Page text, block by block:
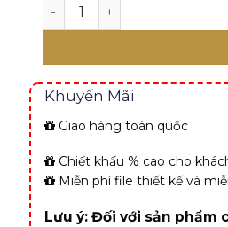
out of 5
Khuyến Mãi
Giao hàng toàn quốc
Chiết khấu % cao cho
Miễn phí file thiết kế và
Lưu ý: Đối với sản phẩm